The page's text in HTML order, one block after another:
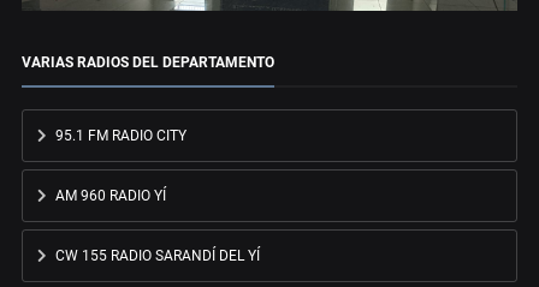
VARIAS RADIOS DEL DEPARTAMENTO
95.1 FM RADIO CITY
AM 960 RADIO YÍ
CW 155 RADIO SARANDÍ DEL YÍ